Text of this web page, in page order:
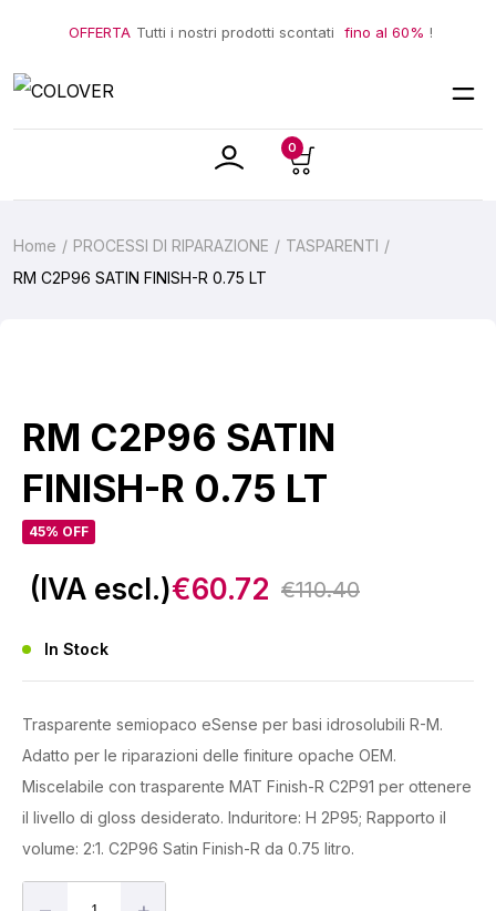
OFFERTA Tutti i nostri prodotti scontati fino al 60% !
0
Home PROCESSI DI RIPARAZIONE
TASPARENTI
RM C2P96 SATIN FINISH-R 0.75 LT
RM C2P96 SATIN
FINISH-R 0.75 LT
45% OFF
€110.40
Il
originale
€110.40.
€60.72
Il
attuale
€60.72.
(IVA escl.)
In Stock
Trasparente semiopaco eSense per basi idrosolubili R-M.
Adatto per le riparazioni delle finiture opache OEM.
Miscelabile con trasparente MAT Finish-R C2P91 per ottenere
il livello di gloss desiderato. Induritore: H 2P95; Rapporto il
volume: 2:1. C2P96 Satin Finish-R da 0.75 litro.